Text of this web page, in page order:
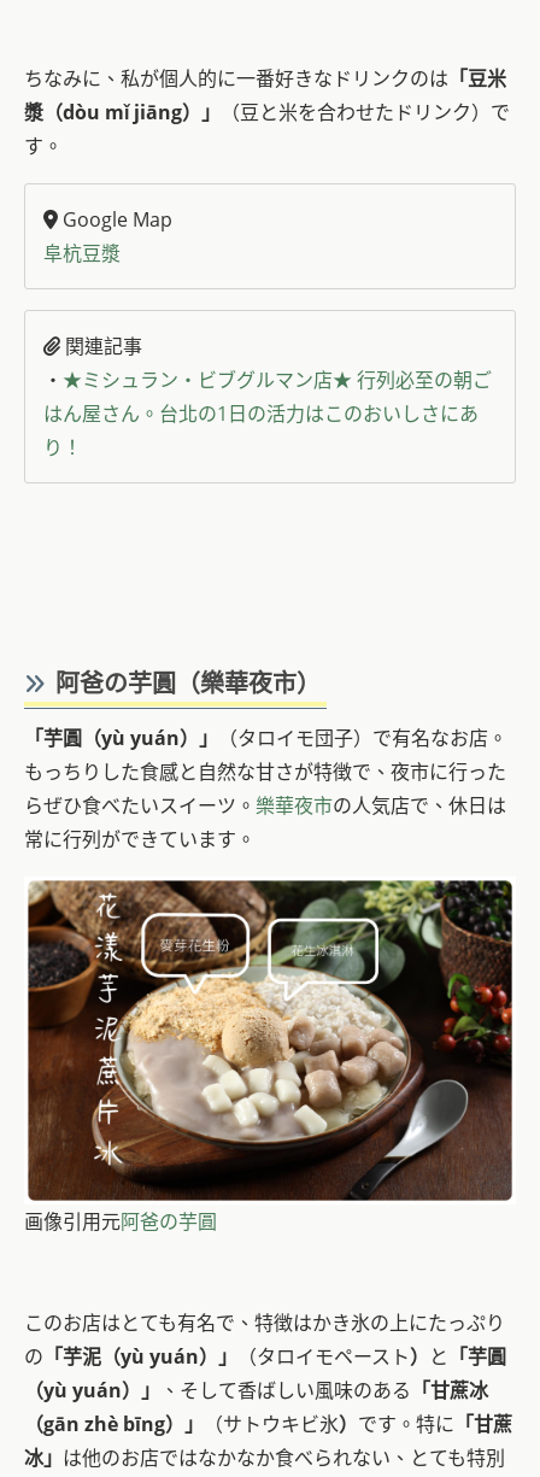
ちなみに、私が個人的に一番好きなドリンクのは 「豆米
漿 （dòu mǐ jiāng） 」
（豆と米を合わせたドリンク）で
す。
Google Map
阜杭豆漿
関連記事
・ ★ミシュラン・ビブグルマン店★ 行列必至の朝ご
はん屋さん。台北の1日の活力はこのおいしさにあ
り！
阿爸の芋圓（樂華夜市）
「芋圓 （yù yuán） 」
（タロイモ団子）で有名なお店。
もっちりした食感と自然な甘さが特徴で、夜市に行った
らぜひ食べたいスイーツ。 樂華夜市の人気店で、休日は
常に行列ができています。
画像引用元阿爸の芋圓
このお店はとても有名で、特徴はかき氷の上にたっぷり
の 「芋泥 （yù yuán） 」 （タロイモペースト） と 「芋圓
（yù yuán）」
、そして香ばしい風味のある 「甘蔗冰
（gān zhè bīng）
」 （サトウキビ氷） です。特に 「甘蔗
冰」 は他のお店ではなかなか食べられない、とても特別